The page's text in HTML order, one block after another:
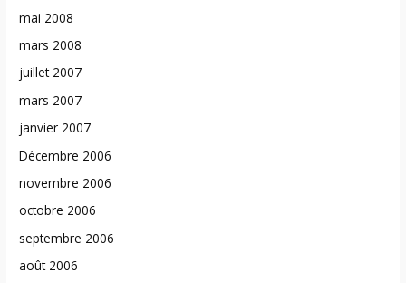
mai 2008
mars 2008
juillet 2007
mars 2007
janvier 2007
Décembre 2006
novembre 2006
octobre 2006
septembre 2006
août 2006